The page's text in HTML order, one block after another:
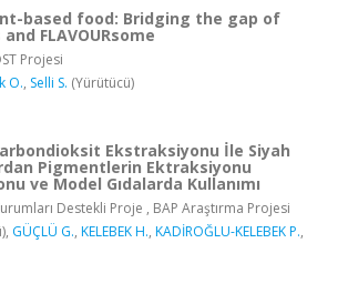
based food: Bridging the gap of
FLAVOURsome
Projesi
O., Selli S. (Yürütücü)
Ekstraksiyonu İle Siyah
Pigmentlerin Ektraksiyonu
ve Model Gıdalarda Kullanımı
Destekli Proje , BAP Araştırma Projesi
GÜÇLÜ G., KELEBEK H., KADİROĞLU-KELEBEK P.,